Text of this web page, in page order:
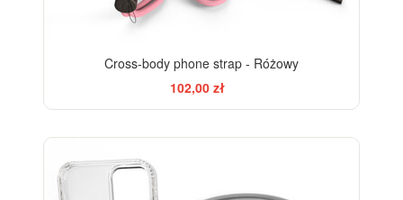
Cross-body phone strap - Różowy
102,00 zł